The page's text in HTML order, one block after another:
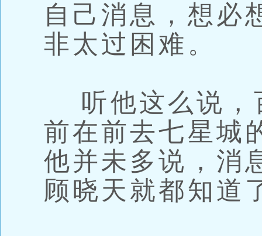
自己消息，想必
非太过困难。
听他这么说，
前在前去七星城
他并未多说，消
顾晓天就都知道